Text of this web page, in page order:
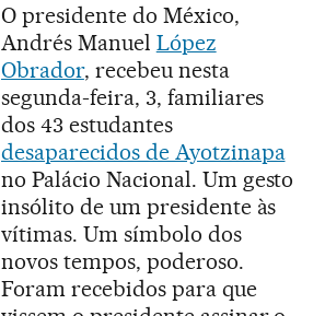
O presidente do México,
Andrés Manuel López
Obrador, recebeu nesta
segunda-feira, 3, familiares
dos 43 estudantes
desaparecidos de Ayotzinapa
no Palácio Nacional. Um gesto
insólito de um presidente às
vítimas. Um símbolo dos
novos tempos, poderoso.
Foram recebidos para que